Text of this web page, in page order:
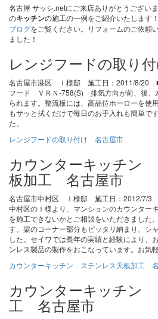
名古屋 サッシ.netにご来店ありがとうござい
のキッチンの施工の一例をご紹介いたします！
ブログをご覧ください。リフォームのご依頼
ました！
レンジフードの取り
名古屋市港区 Ｉ様邸 施工日：2011/8/20
フード ＶＲＮ-758(S) 排気方向が前、後、
られます。整流板には、高品位ホーローを使
もサッと拭くだけで毎日のお手入れも簡単で
た。
レンジフードの取り付け 名古屋市
カウンターキッチン
板加工 名古屋市
名古屋市中村区 Ｉ様邸 施工日：2012/7/3
中村区のＩ様より、マンションのカウンター
を施工できないかとご相談をいただきました
す。梁のコーナー部分もピッタリ納まり、シ
した。セイワでは長年の実績と経験により、
ンレス製品の製作をおこなっています。お気
カウンターキッチン ステンレス天板加工
カウンターキッチン
工 名古屋市